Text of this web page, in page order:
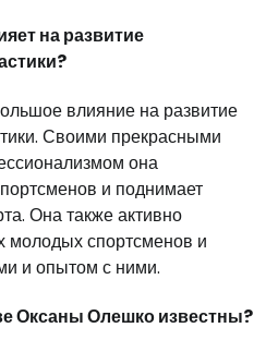
на развитие
влияние на развитие
Своими прекрасными
она
и поднимает
Она также активно
молодых спортсменов и
и опытом с ними.
Оксаны Олешко известны?